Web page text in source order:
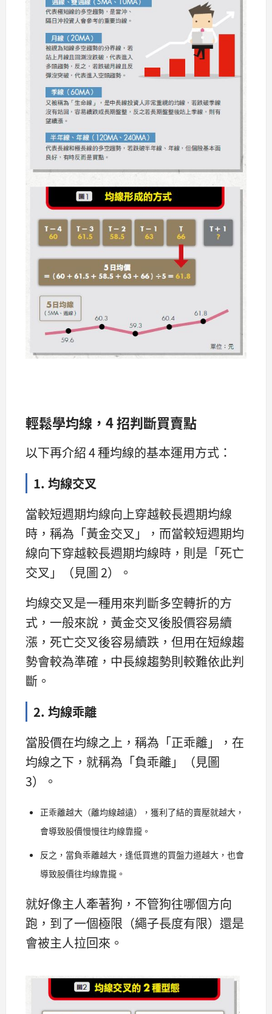
輕鬆學均線，4 招判斷買賣點
以下再介紹 4 種均線的基本運用方式：
1. 均線交叉
當較短週期均線向上穿越較長週期均線
時，稱為「黃金交叉」，而當較短週期均
線向下穿越較長週期均線時，則是「死亡
交叉」（見圖 2）。
均線交叉是一種用來判斷多空轉折的方
式，一般來說，黃金交叉後股價容易續
漲，死亡交叉後容易續跌，但用在短線趨
勢會較為準確，中長線趨勢則較難依此判
斷。
2. 均線乖離
當股價在均線之上，稱為「正乖離」，在
均線之下，就稱為「負乖離」（見圖
3）。
正乖離越大（離均線越遠），獲利了結的賣壓就越大，
會導致股價慢慢往均線靠攏。
反之，當負乖離越大，逢低買進的買盤力道越大，也會
導致股價往均線靠攏。
就好像主人牽著狗，不管狗往哪個方向
跑，到了一個極限（繩子長度有限）還是
會被主人拉回來。